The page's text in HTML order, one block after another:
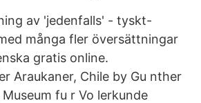
av 'jedenfalls' - tyskt-
många fler översättningar
gratis online.
Araukaner, Chile by Gu nther
fu r Vo lerkunde